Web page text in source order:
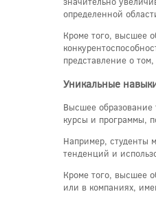
определенной
Кроме того, высшее
представление о
Уникальные
Высшее образование
курсы и программы,
Например, студенты
тенденций и
Кроме того, высшее
или в компаниях,